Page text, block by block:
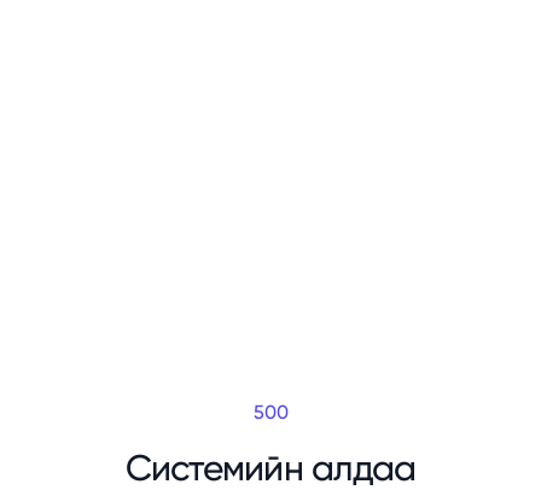
500
Системийн алдаа